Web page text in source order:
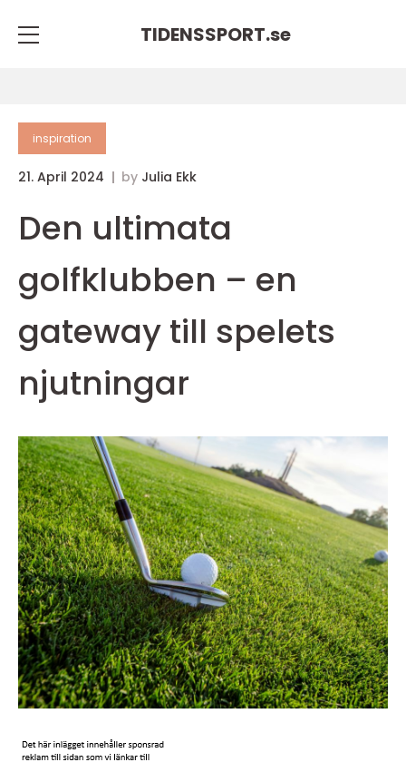
TIDENSSPORT.se
inspiration
21. April 2024 by Julia Ekk
Den ultimata
golfklubben – en
gateway till spelets
njutningar